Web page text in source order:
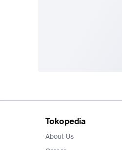
Tokopedia
About Us